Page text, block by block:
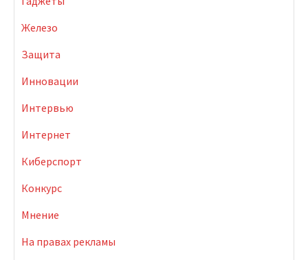
Железо
Защита
Инновации
Интервью
Интернет
Киберспорт
Конкурс
Мнение
На правах рекламы